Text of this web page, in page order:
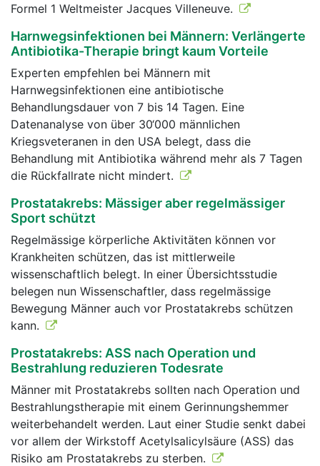
Formel 1 Weltmeister Jacques Villeneuve.
Harnwegsinfektionen bei Männern: Verlängerte
Antibiotika-Therapie bringt kaum Vorteile
Experten empfehlen bei Männern mit
Harnwegsinfektionen eine antibiotische
Behandlungsdauer von 7 bis 14 Tagen. Eine
Datenanalyse von über 30‘000 männlichen
Kriegsveteranen in den USA belegt, dass die
Behandlung mit Antibiotika während mehr als 7 Tagen
die Rückfallrate nicht mindert.
Prostatakrebs: Mässiger aber regelmässiger
Sport schützt
Regelmässige körperliche Aktivitäten können vor
Krankheiten schützen, das ist mittlerweile
wissenschaftlich belegt. In einer Übersichtsstudie
belegen nun Wissenschaftler, dass regelmässige
Bewegung Männer auch vor Prostatakrebs schützen
kann.
Prostatakrebs: ASS nach Operation und
Bestrahlung reduzieren Todesrate
Männer mit Prostatakrebs sollten nach Operation und
Bestrahlungstherapie mit einem Gerinnungshemmer
weiterbehandelt werden. Laut einer Studie senkt dabei
vor allem der Wirkstoff Acetylsalicylsäure (ASS) das
Risiko am Prostatakrebs zu sterben.